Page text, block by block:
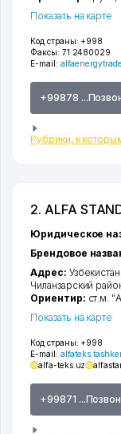
Код страны: +998
Факсы: 71 2480029
E-mail:
+99878
Рубрики, к
Показать на карте
2. ALFA
Код страны: +998
E-mail:
alfa-teks.uz
+99871
Юридическое
Брендовое
Адрес:
Чиланзарский
Ориентир: ст.м.
Показать на карте